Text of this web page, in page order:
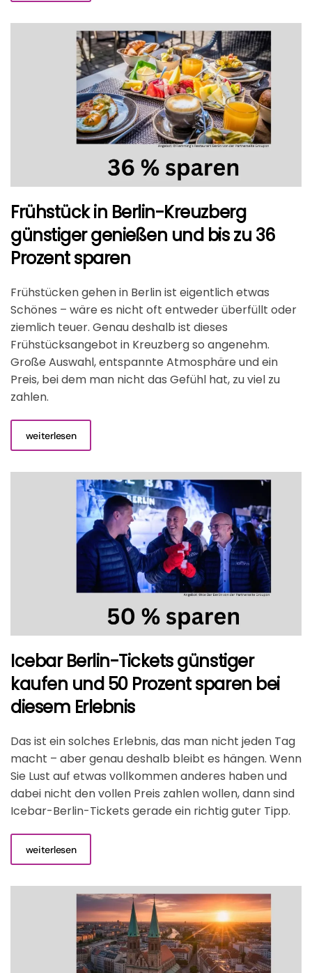
Frühstück in Berlin-Kreuzberg
günstiger genießen und bis zu 36
Prozent sparen
Frühstücken gehen in Berlin ist eigentlich etwas
Schönes – wäre es nicht oft entweder überfüllt oder
ziemlich teuer. Genau deshalb ist dieses
Frühstücksangebot in Kreuzberg so angenehm.
Große Auswahl, entspannte Atmosphäre und ein
Preis, bei dem man nicht das Gefühl hat, zu viel zu
zahlen.
weiterlesen
Icebar Berlin-Tickets günstiger
kaufen und 50 Prozent sparen bei
diesem Erlebnis
Das ist ein solches Erlebnis, das man nicht jeden Tag
macht – aber genau deshalb bleibt es hängen. Wenn
Sie Lust auf etwas vollkommen anderes haben und
dabei nicht den vollen Preis zahlen wollen, dann sind
Icebar-Berlin-Tickets gerade ein richtig guter Tipp.
weiterlesen